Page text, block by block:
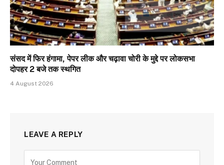
संसद में फिर हंगामा, पेपर लीक और चढ़ावा चोरी के मुद्दे पर लोकसभा
दोपहर 2 बजे तक स्थगित
4 August 2026
LEAVE A REPLY